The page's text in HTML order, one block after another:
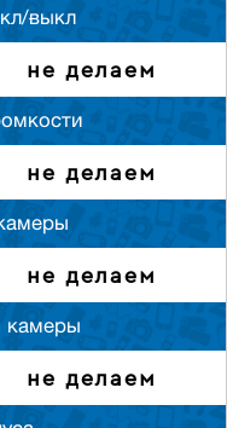
выкл
не делаем
не делаем
не делаем
камеры
не делаем